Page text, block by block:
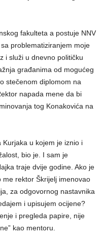
fakulteta a postuje NNV
problematiziranjem moje
i služi u dnevno političku
građanima od mogućeg
stečenom diplomom na
napada mene da bi
tog Konakovića na
Kurjaka u kojem je iznio i
bio je. I sam je
traje dvije godine. Ako je
rektor Škrijelj imenovao
za odgovornog nastavnika
i upisujem ocijene?
i pregleda papire, nije
kao mentoru.